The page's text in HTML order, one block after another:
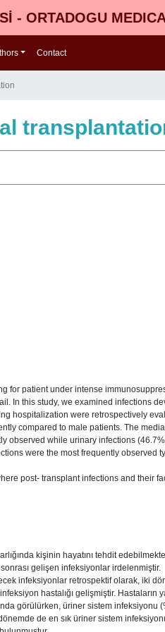
- ORTADOGU
Contact
patient under intense
In this study, we examined infections
hospitalization were retrospectively
compared to male patients. The
while urinary infections
were the most frequently observed
post- transplant infections and their
kişinin hayatını tehdit
gelişen infeksiyonlar irdelenmiştir.
infeksiyonlar retrospektif olarak, iki
hastalığı gelişmiştir.
görülürken, üriner sistem
de en sık üriner sistem